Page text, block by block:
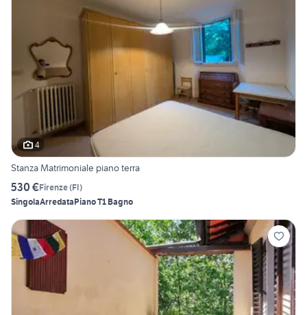
4
Stanza Matrimoniale piano terra
530 €Firenze(FI)
SingolaArredataPiano T1 Bagno